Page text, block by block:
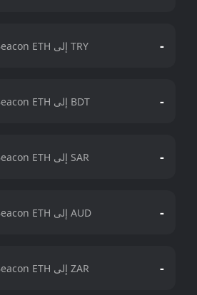
1 Wrapped Beacon ETH إلى TRY -
1 Wrapped Beacon ETH إلى BDT -
1 Wrapped Beacon ETH إلى SAR -
1 Wrapped Beacon ETH إلى AUD -
1 Wrapped Beacon ETH إلى ZAR -